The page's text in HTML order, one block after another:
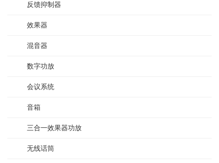
反馈抑制器
效果器
混音器
数字功放
会议系统
音箱
三合一效果器功放
无线话筒